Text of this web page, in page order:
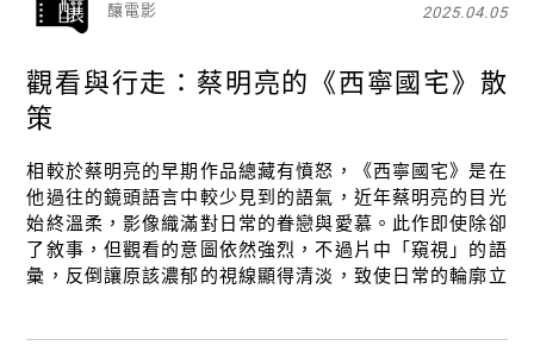
釀電影 2025.04.05
觀看與行走：蔡明亮的《西寧國宅》散
策
相較於蔡明亮的早期作品總藏有憤怒，《西寧國宅》是在
他過往的鏡頭語言中較少見到的語氣，近年蔡明亮的目光
始終溫柔，影像織滿對日常的眷戀與愛慕。此作即使除卻
了敘事，但觀看的意圖依然強烈，不過片中「窺視」的語
彙，反倒讓原該濃郁的視線顯得清淡，致使日常的輪廓立